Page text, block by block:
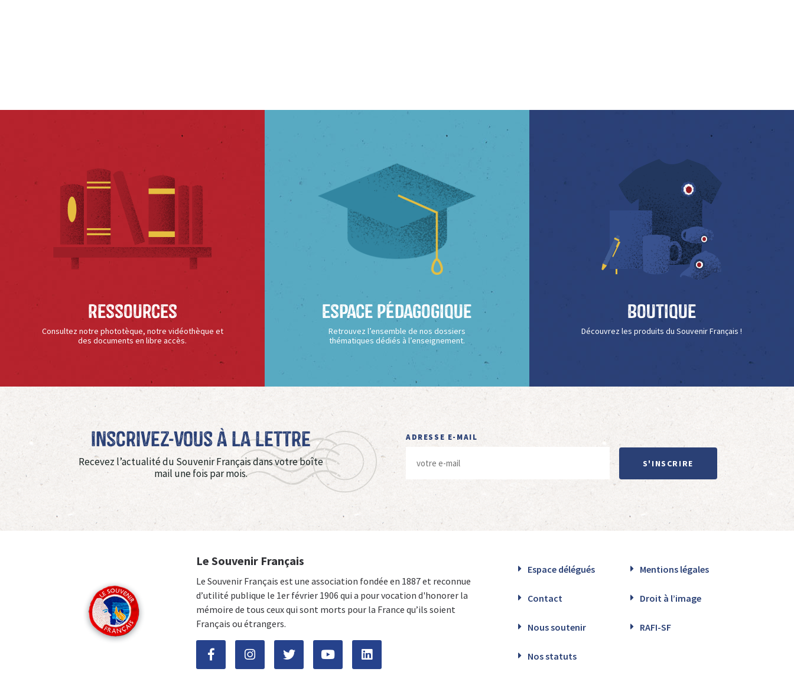
Ressources
Consultez notre phototèque, notre vidéothèque et
des documents en libre accès.
Espace Pédagogique
Retrouvez l’ensemble de nos dossiers
thématiques dédiés à l’enseignement.
Boutique
Découvrez les produits du Souvenir Français !
Inscrivez-vous à La Lettre
Recevez l’actualité du Souvenir Français dans votre boîte
mail une fois par mois.
ADRESSE E-MAIL
S'INSCRIRE
Le Souvenir Français
Le Souvenir Français est une association fondée en 1887 et reconnue
d’utilité publique le 1er février 1906 qui a pour vocation d'honorer la
mémoire de tous ceux qui sont morts pour la France qu’ils soient
Français ou étrangers.
Espace délégués Mentions légales
Contact Droit à l’image
Nous soutenir RAFI-SF
Nos statuts